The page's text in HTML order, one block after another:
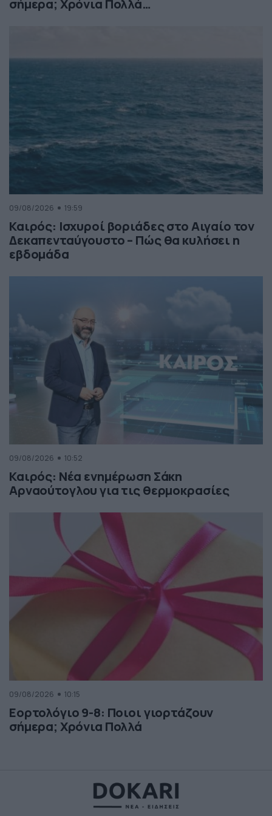
σήμερα; Χρόνια Πολλά…
09/08/2026 19:59
Καιρός: Ισχυροί βοριάδες στο Αιγαίο τον
Δεκαπενταύγουστο – Πώς θα κυλήσει η
εβδομάδα
09/08/2026 10:52
Καιρός: Νέα ενημέρωση Σάκη
Αρναούτογλου για τις θερμοκρασίες
09/08/2026 10:15
Εορτολόγιο 9-8: Ποιοι γιορτάζουν
σήμερα; Χρόνια Πολλά